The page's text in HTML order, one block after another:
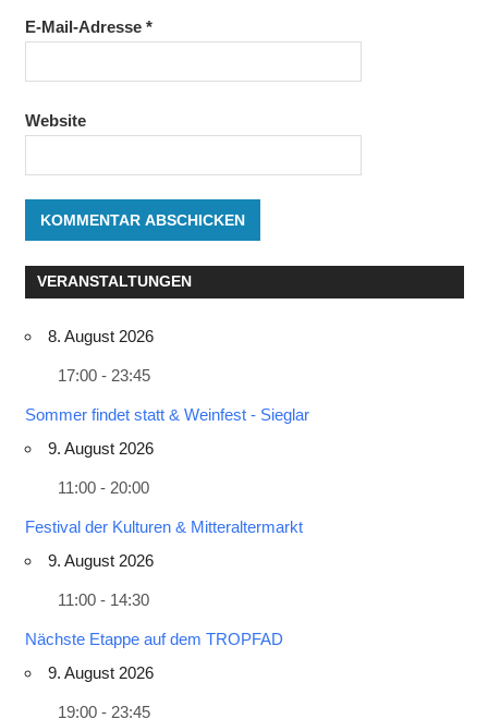
E-Mail-Adresse *
Website
VERANSTALTUNGEN
8. August 2026
17:00 - 23:45
Sommer findet statt & Weinfest - Sieglar
9. August 2026
11:00 - 20:00
Festival der Kulturen & Mitteraltermarkt
9. August 2026
11:00 - 14:30
Nächste Etappe auf dem TROPFAD
9. August 2026
19:00 - 23:45